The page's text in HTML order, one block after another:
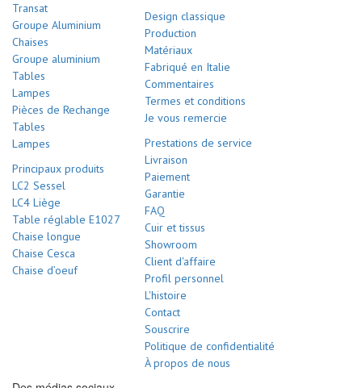
Transat
Groupe Aluminium
Chaises
Groupe aluminium
Tables
Lampes
Pièces de Rechange
Tables
Lampes
Principaux produits
LC2 Sessel
LC4 Liège
Table réglable E1027
Chaise longue
Chaise Cesca
Chaise d’oeuf
Design classique
Production
Matériaux
Fabriqué en Italie
Commentaires
Termes et conditions
Je vous remercie
Prestations de service
Livraison
Paiement
Garantie
FAQ
Cuir et tissus
Showroom
Client d'affaire
Profil personnel
L'histoire
Contact
Souscrire
Politique de confidentialité
À propos de nous